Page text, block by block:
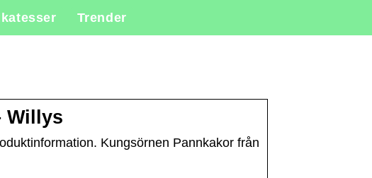
Trender
Willys
Kungsörnen Pannkakor från